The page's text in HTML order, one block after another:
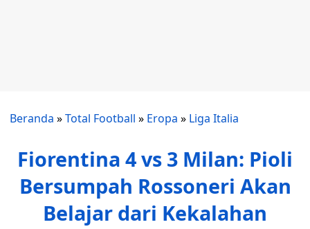
Beranda »Total Football » Eropa » Liga Italia
Fiorentina 4 vs 3 Milan: Pioli
Bersumpah Rossoneri Akan
Belajar dari Kekalahan